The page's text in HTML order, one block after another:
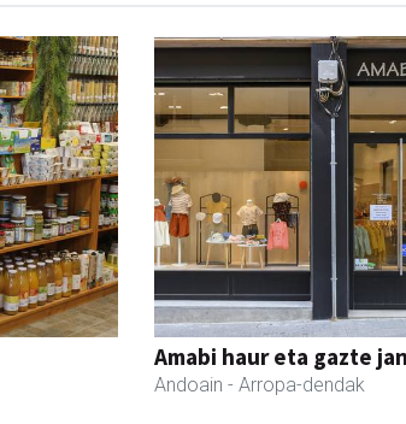
Amabi haur eta gazte
Andoain - Arropa-dendak